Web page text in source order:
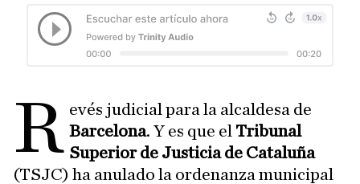
R evés judicial para la alcaldesa de
Barcelona. Y es que el Tribunal
Superior de Justicia de Cataluña
(TSJC) ha anulado la ordenanza municipal